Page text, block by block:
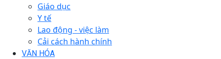
Giáo dục
Y tế
Lao động - việc làm
Cải cách hành chính
VĂN HÓA